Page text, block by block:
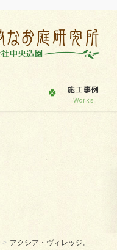
施工事例
Works
アクシア・ヴィレッジ。